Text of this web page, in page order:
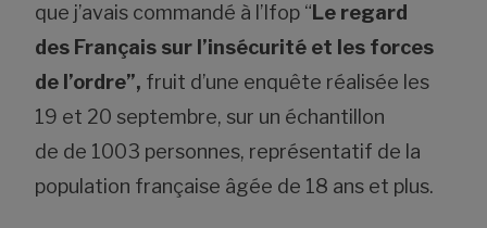
que j’avais commandé à l’Ifop “ Le regard
des Français sur l’insécurité et les forces
de l’ordre”, fruit d’une enquête réalisée les
19 et 20 septembre, sur un échantillon
de de 1003 personnes, représentatif de la
population française âgée de 18 ans et plus.